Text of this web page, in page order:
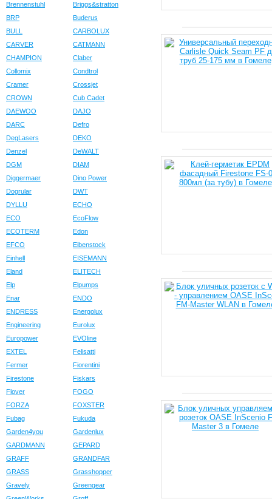
Brennenstuhl
Briggs&stratton
BRP
Buderus
BULL
CARBOLUX
CARVER
CATMANN
CHAMPION
Claber
Collomix
Condtrol
Cramer
Crossjet
CROWN
Cub Cadet
DAEWOO
DAJO
DARC
Defro
DegLasers
DEKO
Denzel
DeWALT
DGM
DIAM
Diggermaer
Dino Power
Dogrular
DWT
DYLLU
ECHO
ECO
EcoFlow
ECOTERM
Edon
EFCO
Eibenstock
Einhell
EISEMANN
Eland
ELITECH
Elp
Elpumps
Enar
ENDO
ENDRESS
Energolux
Engineering
Eurolux
Europower
EVOline
EXTEL
Felisatti
Fermer
Fiorentini
Firestone
Fiskars
Flover
FOGO
FORZA
FOXSTER
Fubag
Fukuda
Garden4you
Gardenlux
GARDMANN
GEPARD
GRAFF
GRANDFAR
GRASS
Grasshopper
Gravely
Greengear